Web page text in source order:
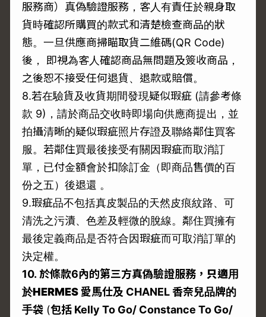
服務商）真偽驗證服務，客人有責任於親身取
貨時確認所購買的款式和清楚檢查商品的狀
態。一旦供應商掃瞄取貨二維碼(QR Code)
後， 即視為客人確認商品無問題及簽收商品，
之後恕不接受任何退貨、退款或賠償。
8.若在驗貨及收貨期間發現疑似瑕疵 (請參考條
款 9)，請於商品交收時即場向供應商提出，並
拍攝清晰的疑似瑕疵照片存證及聯絡鄰住買客
服。若鄰住買最後接受有關因瑕疵而取消訂
單，已付金額會於扣除訂金（即商品售價的百
份之五）後退還 。
9.瑕疵品不包括真皮製品的天然皮痕紋路、可
清洗之污漬、色差及輕微的脫線。鄰住買擁有
最後定義商品是否符合因瑕疵而可取消訂單的
決定權。
10. 於條款6內的第三方真偽驗證服務， 只適用
於HERMES 愛馬仕及 CHANEL香奈兒品牌的
手袋 (包括 Kelly To Go/ Constance To Go/